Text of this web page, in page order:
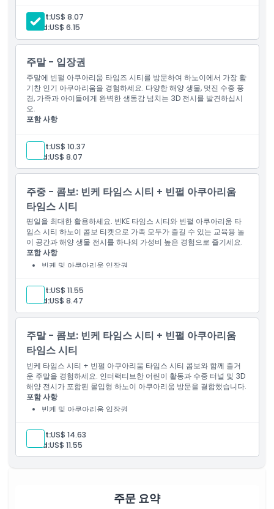
포함되지 않는 사항
운영 시간
알아야 할 사항
위치
취소 정책
Adult:US$ 8.07
Child:US$ 6.15
주말 - 입장권
주말에 빈펄 아쿠아리움 타임즈 시티를 방문하여 하노이에서 가장 활
기찬 인기 아쿠아리움을 경험하세요. 다양한 해양 생물, 멋진 수중 풍
경, 가족과 아이들에게 완벽한 생동감 넘치는 3D 전시를 발견하십시
오.
포함 사항
Adult:US$ 10.37
Child:US$ 8.07
주중 - 콤보: 빈케 타임스 시티 + 빈펄 아쿠아리움
타임스 시티
평일을 최대한 활용하세요. 빈KE 타임스 시티와 빈펄 아쿠아리움 타
임스 시티 하노이 콤보 티켓으로 가족 모두가 즐길 수 있는 교육용 놀
이 공간과 해양 생물 전시를 하나의 가성비 높은 경험으로 즐기세요.
포함 사항
빈케 및 아쿠아리움 입장권
Adult:US$ 11.55
Child:US$ 8.47
주말 - 콤보: 빈케 타임스 시티 + 빈펄 아쿠아리움
타임스 시티
빈케 타임스 시티 + 빈펄 아쿠아리움 타임스 시티 콤보와 함께 즐거
운 주말을 경험하세요. 인터랙티브한 어린이 활동과 수중 터널 및 3D
해양 전시가 포함된 몰입형 하노이 아쿠아리움 방문을 결합했습니다.
포함 사항
빈케 및 아쿠아리움 입장권
Adult:US$ 14.63
Child:US$ 11.55
주문 요약